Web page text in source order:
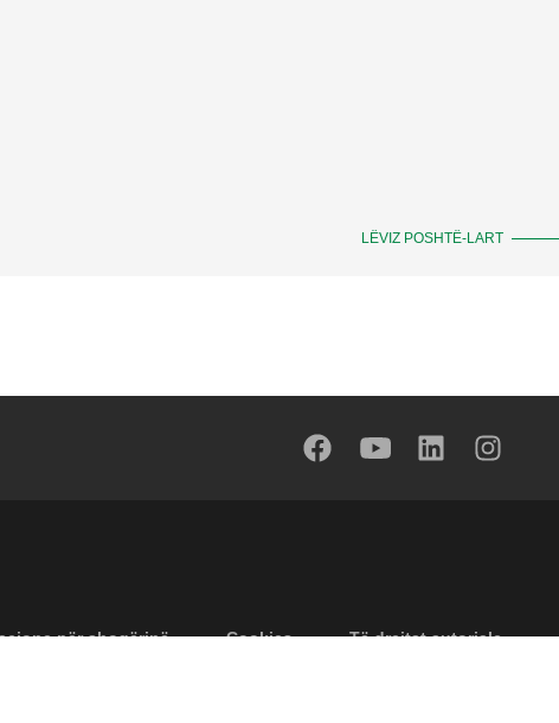
LËVIZ POSHTË-LART
për shoqërinë Cookies Të drejtat autoriale